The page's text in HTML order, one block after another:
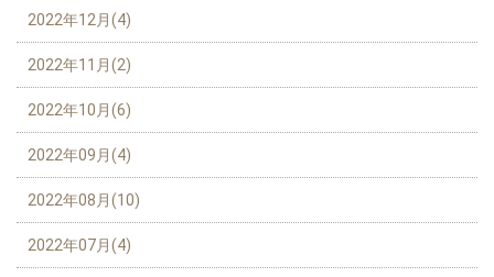
2022年12月(4)
2022年11月(2)
2022年10月(6)
2022年09月(4)
2022年08月(10)
2022年07月(4)